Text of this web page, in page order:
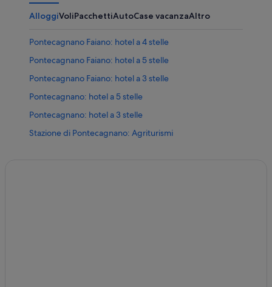
AlloggiVoliPacchettiAutoCase vacanzaAltro
Pontecagnano Faiano: hotel a 4 stelle
Pontecagnano Faiano: hotel a 5 stelle
Pontecagnano Faiano: hotel a 3 stelle
Pontecagnano: hotel a 5 stelle
Pontecagnano: hotel a 3 stelle
Stazione di Pontecagnano: Agriturismi